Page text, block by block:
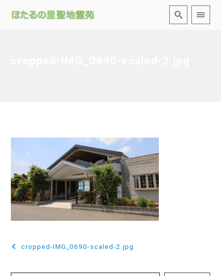
投
cropped-IMG_0690-scaled-2.jpg